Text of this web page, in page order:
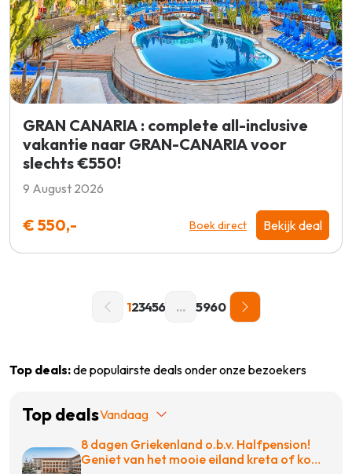
GRAN CANARIA : complete all-inclusive
vakantie naar GRAN-CANARIA voor
slechts €550!
9 August 2026
€ 550,- Boek direct Bekijk deal
123456 ... 5960
Top deals:de populairste deals onder onze bezoekers
Top dealsVandaag
8 dagen Griekenland o.b.v. Halfpension!
Geniet van het mooie eiland kreta of kom